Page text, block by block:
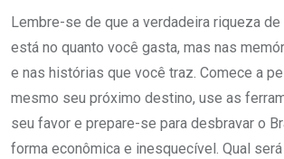
Lembre-se de que a verdadeira riqueza de
está no quanto você gasta, mas nas
e nas histórias que você traz. Comece a
mesmo seu próximo destino, use as
seu favor e prepare-se para desbravar o
forma econômica e inesquecível. Qual